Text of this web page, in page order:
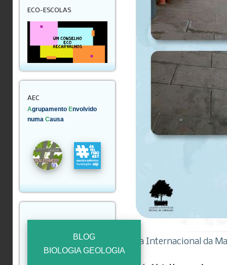
Dia Internacional da
ECO-ESCOLAS
AEC
Agrupamento Envolvido
numaCausa
BLOG
BIOLOGIA GEOLOGIA